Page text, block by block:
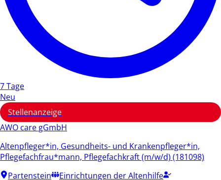
7 Tage
Neu
Stellenanzeige
AWO care gGmbH
Altenpfleger*in, Gesundheits- und Krankenpfleger*in,
Pflegefachfrau*mann, Pflegefachkraft (m/w/d) (181098)
Partenstein
Einrichtungen der Altenhilfe